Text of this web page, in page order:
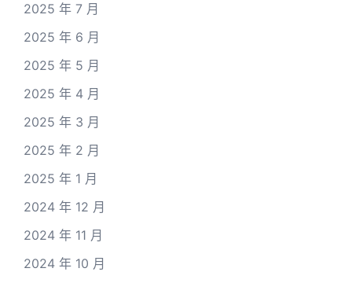
2025 年 7 月
2025 年 6 月
2025 年 5 月
2025 年 4 月
2025 年 3 月
2025 年 2 月
2025 年 1 月
2024 年 12 月
2024 年 11 月
2024 年 10 月